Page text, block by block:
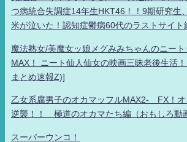
つ病統合失調症14年生HKT46！！9期研究生
米が泣いた！認知症鬱病60代のラストサイト
魔法熟女/美魔女ッ娘メグみみちゃんのニー
MAX！ ニート仙人仙女の映画三昧老後生活
まとめ速報Z)]
乙女系腐男子のオカマッフルMAX2- FX！オ
逆襲！！ 極道のオカマたち編（おもしろ動
スーパーウンコ！